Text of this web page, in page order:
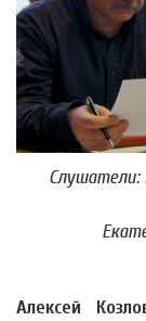
Слушатели:
Алексей